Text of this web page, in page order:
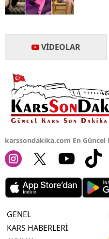
VIDEOLAR
karssondakika.com En Güncel
GENEL
KARS HABERLERİ